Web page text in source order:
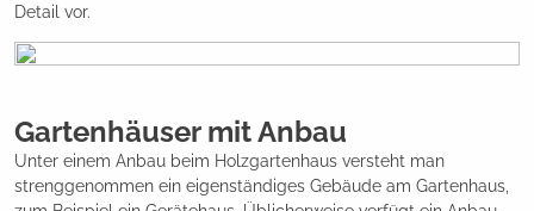
Detail vor.
Gartenhäuser mit Anbau
Unter einem Anbau beim Holzgartenhaus versteht man
strenggenommen ein eigenständiges Gebäude am Gartenhaus,